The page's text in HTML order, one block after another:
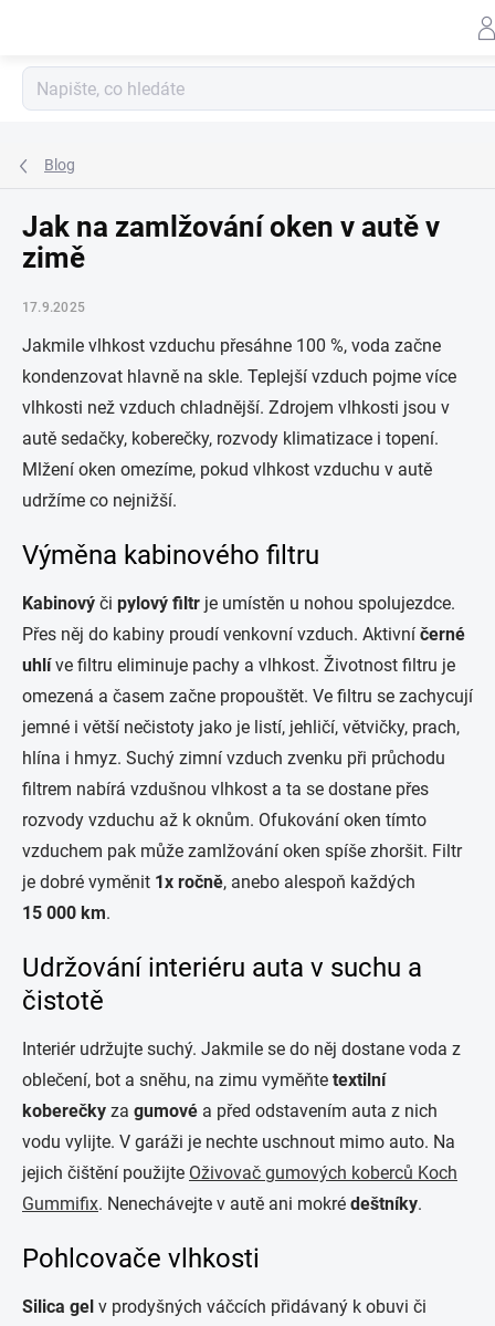
obsah
Blog
Jak na zamlžování oken v autě v
zimě
17.9.2025
Jakmile vlhkost vzduchu přesáhne 100 %, voda začne
kondenzovat hlavně na skle. Teplejší vzduch pojme více
vlhkosti než vzduch chladnější. Zdrojem vlhkosti jsou v
autě sedačky, koberečky, rozvody klimatizace i topení.
Mlžení oken omezíme, pokud vlhkost vzduchu v autě
udržíme co nejnižší.
Výměna kabinového filtru
Kabinový či pylový filtr je umístěn u nohou spolujezdce.
Přes něj do kabiny proudí venkovní vzduch. Aktivní černé
uhlíve filtru eliminuje pachy a vlhkost. Životnost filtru je
omezená a časem začne propouštět. Ve filtru se zachycují
jemné i větší nečistoty jako je listí, jehličí, větvičky, prach,
hlína i hmyz. Suchý zimní vzduch zvenku při průchodu
filtrem nabírá vzdušnou vlhkost a ta se dostane přes
rozvody vzduchu až k oknům. Ofukování oken tímto
vzduchem pak může zamlžování oken spíše zhoršit. Filtr
je dobré vyměnit 1x ročně, anebo alespoň každých
15 000 km.
Udržování interiéru auta v suchu a
čistotě
Interiér udržujte suchý. Jakmile se do něj dostane voda z
oblečení, bot a sněhu, na zimu vyměňte textilní
koberečky za gumové a před odstavením auta z nich
vodu vylijte. V garáži je nechte uschnout mimo auto. Na
jejich čištění použijte Oživovač gumových koberců Koch
Gummifix. Nenechávejte v autě ani mokré deštníky.
Pohlcovače vlhkosti
Silica gel v prodyšných váčcích přidávaný k obuvi či